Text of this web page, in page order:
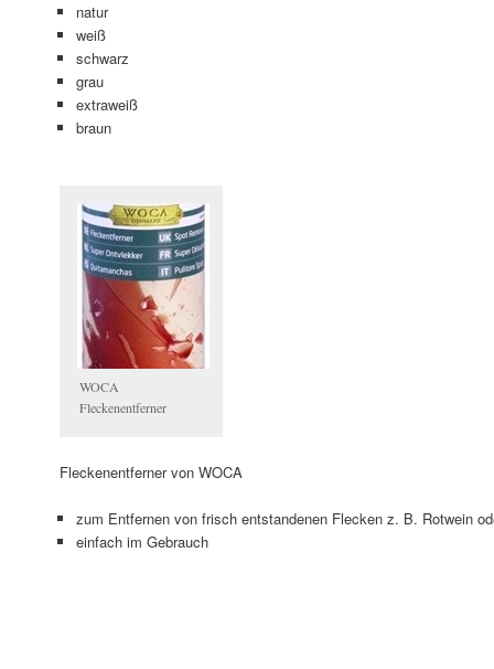
natur
weiß
schwarz
grau
extraweiß
braun
WOCA
Fleckenentferner
Fleckenentferner von WOCA
zum Entfernen von frisch entstandenen Flecken z. B. Rotwein
einfach im Gebrauch